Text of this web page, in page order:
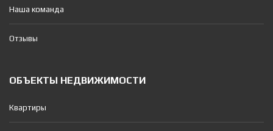
Наша команда
Отзывы
ОБЪЕКТЫ НЕДВИЖИМОСТИ
Квартиры